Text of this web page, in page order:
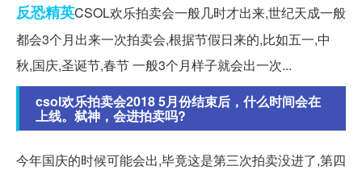
反恐精英CSOL欢乐拍卖会一般几时才出来,世纪天成一般
都会3个月出来一次拍卖会,根据节假日来的,比如五一,中
秋,国庆,圣诞节,春节 一般3个月样子就会出一次...
csol欢乐拍卖会2018 5月份结束后，什么时间会在
上线。弑神，会进拍卖吗?
今年国庆的时候可能会出,毕竟这是第三次拍卖没进了,第四